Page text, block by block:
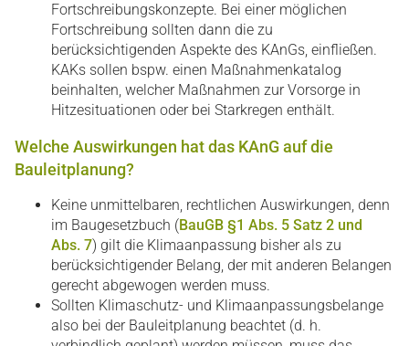
Fortschreibungskonzepte. Bei einer möglichen
Fortschreibung sollten dann die zu
berücksichtigenden Aspekte des KAnGs, einfließen.
KAKs sollen bspw. einen Maßnahmenkatalog
beinhalten, welcher Maßnahmen zur Vorsorge in
Hitzesituationen oder bei Starkregen enthält.
Welche Auswirkungen hat das KAnG auf die
Bauleitplanung?
Keine unmittelbaren, rechtlichen Auswirkungen, denn
im Baugesetzbuch (BauGB §1 Abs. 5 Satz 2 und
Abs. 7) gilt die Klimaanpassung bisher als zu
berücksichtigender Belang, der mit anderen Belangen
gerecht abgewogen werden muss.
Sollten Klimaschutz- und Klimaanpassungsbelange
also bei der Bauleitplanung beachtet (d. h.